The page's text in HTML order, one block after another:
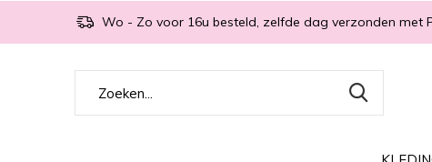
Wo - Zo voor 16u besteld, zelfde dag verzonden met